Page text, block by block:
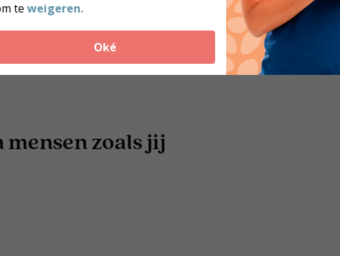
te weigeren.
Oké
zoals jij